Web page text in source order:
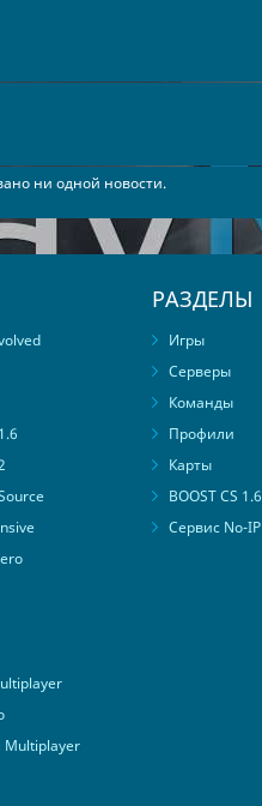
ни одной новости.
Multiplayer
РАЗДЕЛЫ
Игры
Серверы
Команды
Профили
Карты
BOOST CS 1.6
Сервис No-IP